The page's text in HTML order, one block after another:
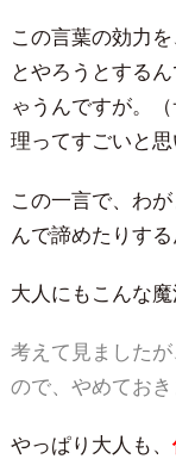
この言葉の効力
とやろうとする
ゃうんですが。
理ってすごいと
この一言で、わ
んで諦めたりする
大人にもこんな
考えて見ました
ので、やめておき
やっぱり大人も、